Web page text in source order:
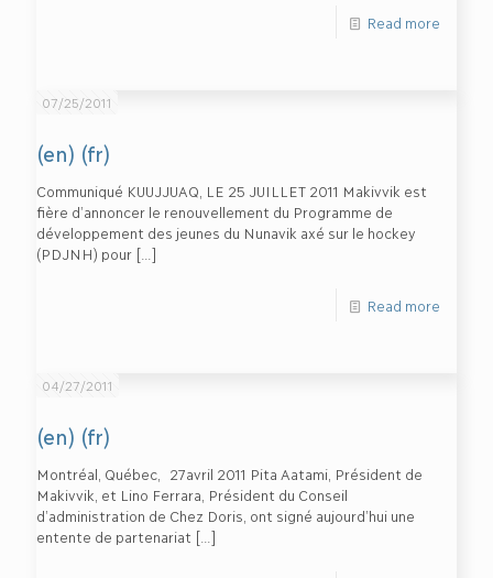
Read more
07/25/2011
(en) (fr)
Communiqué KUUJJUAQ, LE 25 JUILLET 2011 Makivvik est
fière d’annoncer le renouvellement du Programme de
développement des jeunes du Nunavik axé sur le hockey
(PDJNH) pour[…]
Read more
04/27/2011
(en) (fr)
Montréal, Québec, 27avril 2011 Pita Aatami, Président de
Makivvik, et Lino Ferrara, Président du Conseil
d’administration de Chez Doris, ont signé aujourd’hui une
entente de partenariat […]